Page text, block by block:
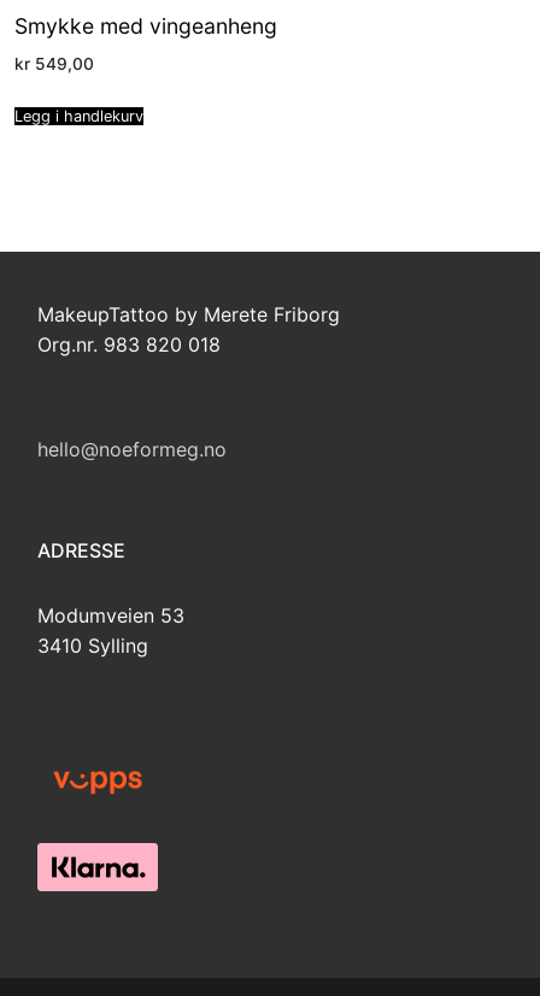
Smykke med vingeanheng
kr 549,00
Legg i handlekurv
MakeupTattoo by Merete Friborg
Org.nr. 983 820 018
hello@noeformeg.no
ADRESSE
Modumveien 53
3410 Sylling